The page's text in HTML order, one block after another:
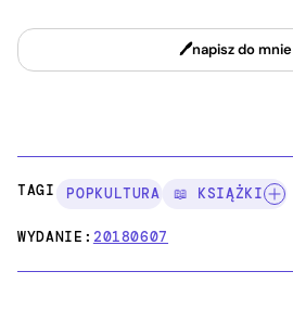
napisz do mnie
TAGI: POPKULTURA 📖 KSIĄŻKI
WYDANIE:20180607